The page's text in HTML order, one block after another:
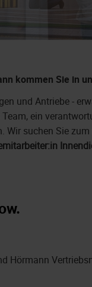
kommen Sie in
und Antriebe -
ein
Wir suchen Sie
Hörmann